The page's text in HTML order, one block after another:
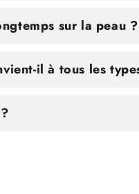
sur la peau ?
il à tous les